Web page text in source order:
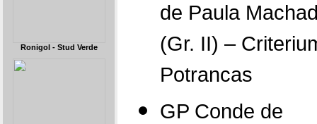
Ronigol - Stud Verde
de Paula
(Gr. II) –
Potrancas
GP Conde de